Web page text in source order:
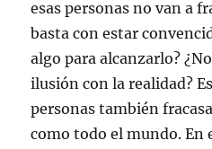
esas personas no van a
basta con estar
algo para alcanzarlo?
ilusión con la realidad?
personas también
como todo el mundo. En